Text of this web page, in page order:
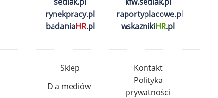
rynekpracy.pl
raportyplacowe.pl
badaniaHR.pl wskaznikiHR.pl
Sklep
Kontakt
Dla mediów
Polityka
prywatności